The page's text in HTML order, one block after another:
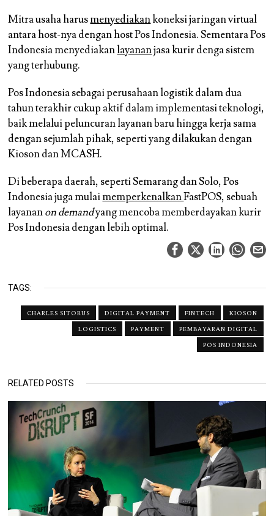
Mitra usaha harusmenyediakankoneksi jaringan virtual
antara host-nya dengan host Pos Indonesia. Sementara Pos
Indonesia menyediakanlayananjasa kurir denga sistem
yang terhubung.
Pos Indonesia sebagai perusahaan logistik dalam dua
tahun terakhir cukup aktif dalam implementasi teknologi,
baik melalui peluncuran layanan baru hingga kerja sama
dengan sejumlah pihak, seperti yang dilakukan dengan
Kioson dan MCASH.
Di beberapa daerah, seperti Semarang dan Solo, Pos
Indonesia juga mulaimemperkenalkanFastPOS, sebuah
layananon demandyang mencoba memberdayakan kurir
Pos Indonesia dengan lebih optimal.
TAGS:
CHARLES SITORUS DIGITAL PAYMENT FINTECH
KIOSON
LOGISTICS
PAYMENT
PEMBAYARAN DIGITAL
POS INDONESIA
RELATED POSTS